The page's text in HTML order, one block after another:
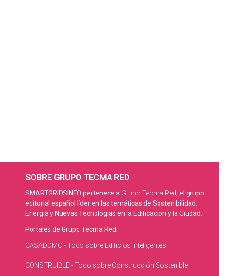
SOBRE GRUPO TECMA RED
SMARTGRIDSINFO pertenece a Grupo Tecma Red, el grupo
editorial español líder en las temáticas de Sostenibilidad,
Energía y Nuevas Tecnologías en la Edificación y la Ciudad.
Portales de Grupo Tecma Red:
CASADOMO - Todo sobre Edificios Inteligentes
CONSTRUIBLE - Todo sobre Construcción Sostenible